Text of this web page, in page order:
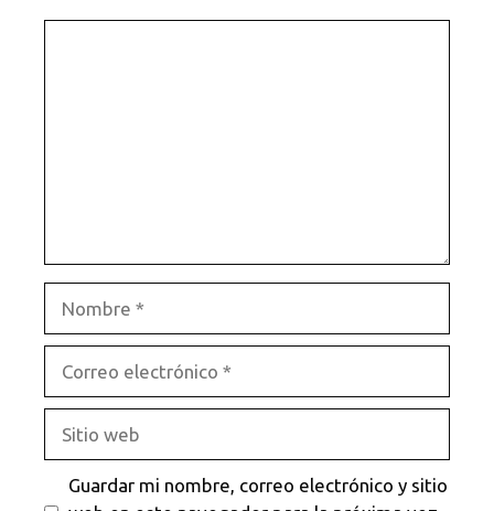
Guardar mi nombre, correo electrónico y sitio